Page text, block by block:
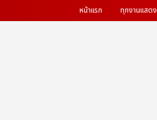
หน้าแรก ทุกงานแสดง